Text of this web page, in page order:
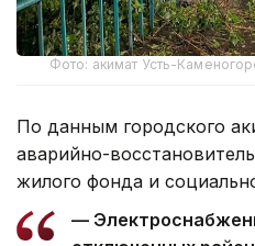
Фото: акимат Усть-
По данным городского
аварийно-
жилого фонда и
—